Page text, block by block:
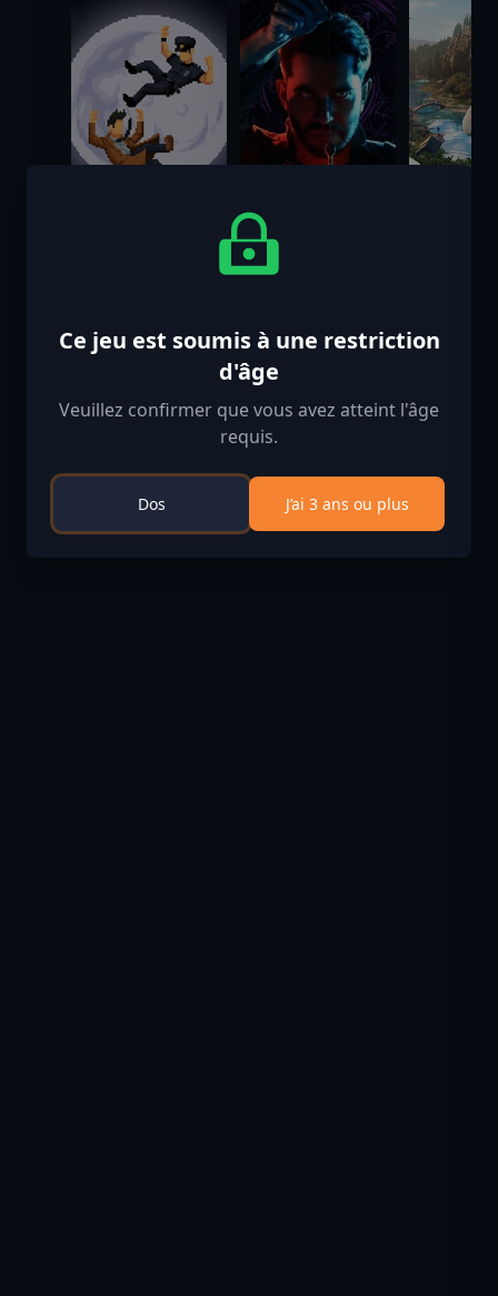
The Darkside
Detective:
Soon
The Occultist
Deluxe Edition
$39.99
National
Ce jeu est soumis à une restriction
d'âge
Veuillez confirmer que vous avez atteint l'âge
requis.
Dos J’ai 3 ans ou plus